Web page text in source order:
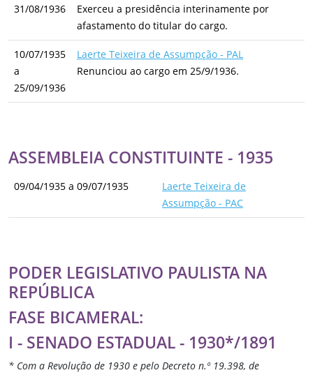
31/08/1936
Exerceu a presidência interinamente por
afastamento do titular do cargo.
10/07/1935
a
25/09/1936
Laerte Teixeira de Assumpção - PAL
Renunciou ao cargo em 25/9/1936.
ASSEMBLEIA CONSTITUINTE - 1935
09/04/1935 a 09/07/1935
Laerte Teixeira de
Assumpção - PAC
PODER LEGISLATIVO PAULISTA NA
REPÚBLICA
FASE BICAMERAL:
I - SENADO ESTADUAL - 1930*/1891
* Com a Revolução de 1930 e pelo Decreto n.º 19.398, de